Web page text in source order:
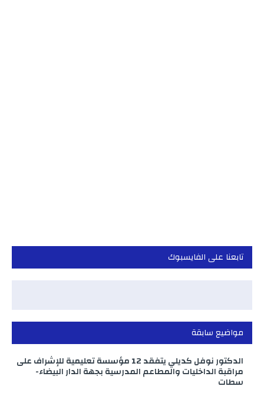
تابعنا على الفايسبوك
مواضيع سابقة
الدكتور نوفل كديلي يتفقد 12 مؤسسة تعليمية للإشراف على
مراقبة الداخليات والمطاعم المدرسية بجهة الدار البيضاء-
سطات